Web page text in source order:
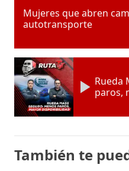
Mujeres que abren
autotransporte
Rueda
paros,
También te